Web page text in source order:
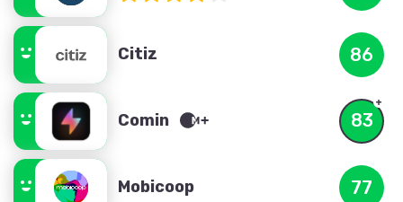
Citiz 86
Comin 83
Mobicoop 77